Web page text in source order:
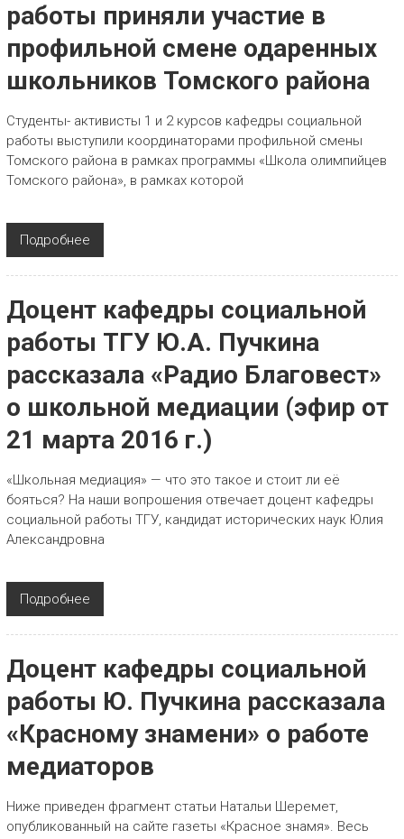
работы приняли участие в
профильной смене одаренных
школьников Томского района
Студенты- активисты 1 и 2 курсов кафедры социальной
работы выступили координаторами профильной смены
Томского района в рамках программы «Школа олимпийцев
Томского района», в рамках которой
Подробнее
Доцент кафедры социальной
работы ТГУ Ю.А. Пучкина
рассказала «Радио Благовест»
о школьной медиации (эфир от
21 марта 2016 г.)
«Школьная медиация» — что это такое и стоит ли её
бояться? На наши вопрошения отвечает доцент кафедры
социальной работы ТГУ, кандидат исторических наук Юлия
Александровна
Подробнее
Доцент кафедры социальной
работы Ю. Пучкина рассказала
«Красному знамени» о работе
медиаторов
Ниже приведен фрагмент статьи Натальи Шеремет,
опубликованный на сайте газеты «Красное знамя». Весь